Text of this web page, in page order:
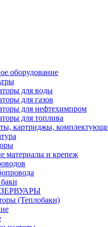
оборудование
для воды
для газов
для нефтехимпром
для топлива
картриджы,
материалы и крепеж
(Теплобаки)